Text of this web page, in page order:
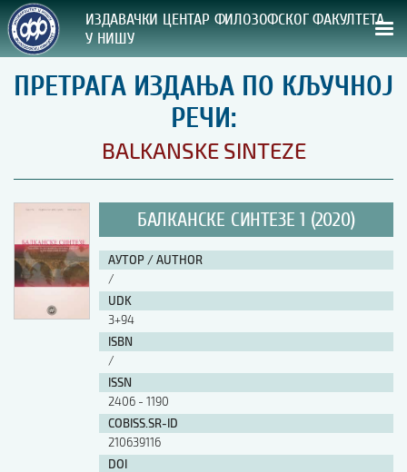
ИЗДАВАЧКИ ЦЕНТАР ФИЛОЗОФСКОГ ФАКУЛТЕТА
У НИШУ
СВА НАША ИЗДАЊА
ВРСТА ИЗДАЊА:
ПРЕГЛЕД
УПУТСТВА
УПУТСТВА
Правилник о издавачкој делатности
Упутство ауторима
Упутство уредницима
Изјава о ауторству
Изјава о лектури
Изјава о коришћењу ауторског дела
Упутство за бирање лиценце
Уговор са аутором
ПРЕТРАГА ИЗДАЊА ПО КЉУЧНОЈ
РЕЧИ:
BALKANSKE SINTEZE
БАЛКАНСКЕ СИНТЕЗЕ 1 (2020)
АУТОР / AUTHOR
/
UDK
3+94
ISBN
/
ISSN
2406 - 1190
COBISS.SR-ID
210639116
DOI